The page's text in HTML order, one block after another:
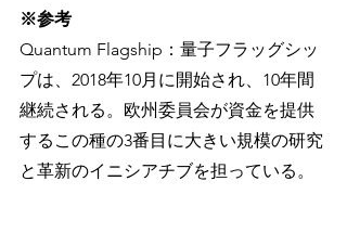
※参考
Quantum Flagship：量子フラッグシッ
プは、2018年10月に開始され、10年間
継続される。欧州委員会が資金を提供
するこの種の3番目に大きい規模の研究
と革新のイニシアチブを担っている。